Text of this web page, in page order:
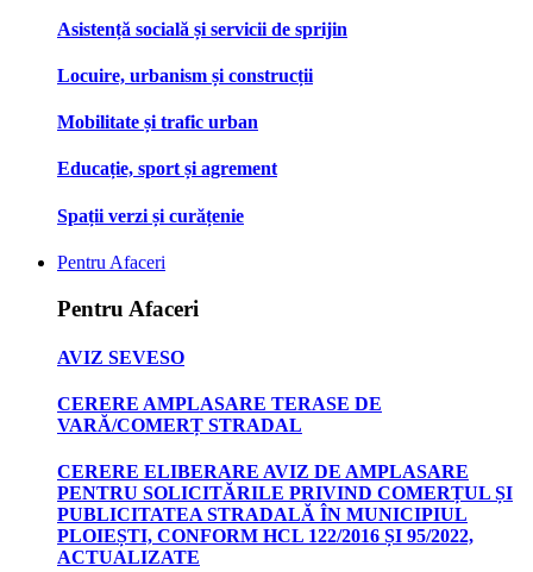
Asistență socială și servicii de sprijin
Locuire, urbanism și construcții
Mobilitate și trafic urban
Educație, sport și agrement
Spații verzi și curățenie
Pentru Afaceri
Pentru Afaceri
AVIZ SEVESO
CERERE AMPLASARE TERASE DE
VARĂ/COMERȚ STRADAL
CERERE ELIBERARE AVIZ DE AMPLASARE
PENTRU SOLICITĂRILE PRIVIND COMERȚUL ȘI
PUBLICITATEA STRADALĂ ÎN MUNICIPIUL
PLOIEȘTI, CONFORM HCL 122/2016 ȘI 95/2022,
ACTUALIZATE